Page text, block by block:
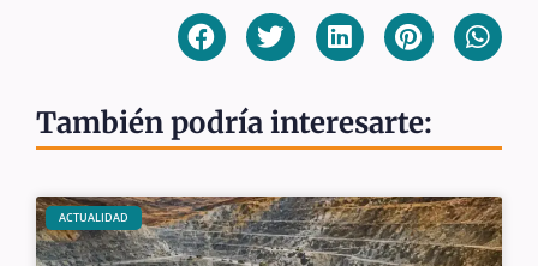
También podría interesarte:
ACTUALIDAD